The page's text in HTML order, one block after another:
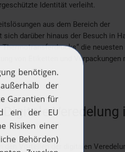
Identität verleiht.
aus dem Bereich der
darüber hinaus der Besuch in
die neuesten
von Etiketten und Verpackungen
Veredelung
den Vorteilen der digitalen